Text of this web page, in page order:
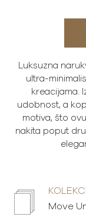
Luksuzna
ultra-
kreacijama.
udobnost, a
motiva, što
nakita poput
Move